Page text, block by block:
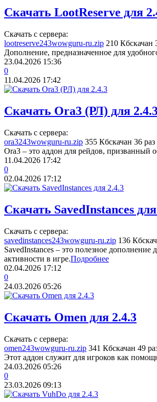
Скачать LootReserve для
Скачать с сервера:
lootreserve243wowguru-ru.zip 210 Кбскачан
Дополнение, предназначенное для
23.04.2026 15:36
0
11.04.2026 17:42
Скачать Ora3 (РЛ) для
Скачать с сервера:
ora3243wowguru-ru.zip 355 Кбскачан 36 раз
Ora3 – это аддон для рейдов, призванный
11.04.2026 17:42
0
02.04.2026 17:12
Скачать SavedInstances
Скачать с сервера:
savedinstances243wowguru-ru.zip 136 Кб
SavedInstances – это полезное
активности в игре.Подробнее
02.04.2026 17:12
0
24.03.2026 05:26
Скачать Omen для 2.4.3
Скачать с сервера:
omen243wowguru-ru.zip 341 Кбскачан 49
Этот аддон служит для игроков как
24.03.2026 05:26
0
23.03.2026 09:13